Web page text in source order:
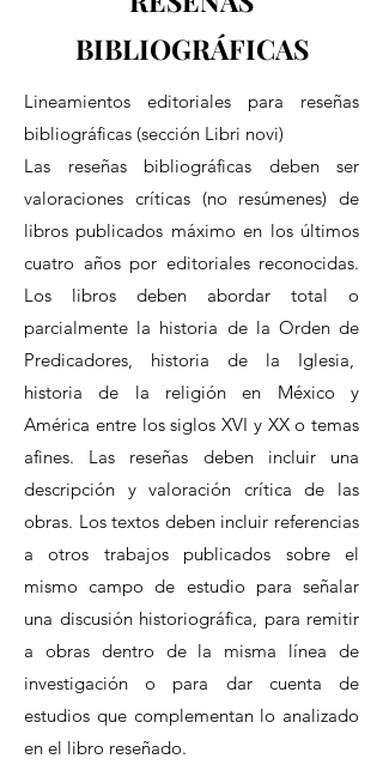
BIBLIOGRÁFICAS
Lineamientos editoriales para reseñas
bibliográficas (sección Libri novi)
Las reseñas bibliográficas deben ser
valoraciones críticas (no resúmenes) de
libros publicados máximo en los últimos
cuatro años por editoriales reconocidas.
Los libros deben abordar total o
parcialmente la historia de la Orden de
Predicadores, historia de la Iglesia,
historia de la religión en México y
América entre los siglos XVI y XX o temas
afines. Las reseñas deben incluir una
descripción y valoración crítica de las
obras. Los textos deben incluir referencias
a otros trabajos publicados sobre el
mismo campo de estudio para señalar
una discusión historiográfica, para remitir
a obras dentro de la misma línea de
investigación o para dar cuenta de
estudios que complementan lo analizado
en el libro reseñado.